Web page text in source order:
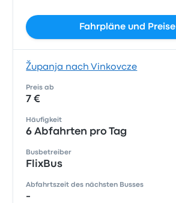
Fahrpläne und Preise
Županja nach Vinkovcze
Preis ab
7 €
Häufigkeit
6 Abfahrten pro Tag
Busbetreiber
FlixBus
Abfahrtszeit des nächsten Busses
-